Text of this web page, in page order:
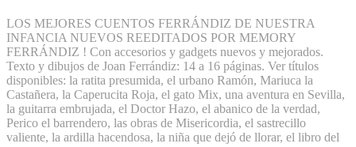
LOS MEJORES CUENTOS FERRÁNDIZ DE NUESTRA
INFANCIA NUEVOS REEDITADOS POR MEMORY
FERRÁNDIZ ! Con accesorios y gadgets nuevos y mejorados.
Texto y dibujos de Joan Ferrándiz: 14 a 16 páginas. Ver títulos
disponibles: la ratita presumida, el urbano Ramón, Mariuca la
Castañera, la Caperucita Roja, el gato Mix, una aventura en Sevilla,
la guitarra embrujada, el Doctor Hazo, el abanico de la verdad,
Perico el barrendero, las obras de Misericordia, el sastrecillo
valiente, la ardilla hacendosa, la niña que dejó de llorar, el libro del